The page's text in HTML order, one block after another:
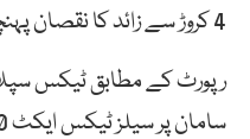
4 کروڑ سے زائد کا نقصان پہنچایا۔
رپورٹ کے مطابق ٹیکس